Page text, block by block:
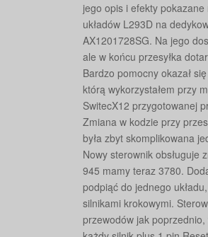
jego opis i efekty
układów L293D na
AX1201728SG. Na jego
ale w końcu przesyłka
Bardzo pomocny okazał
którą wykorzystałem przy
SwitecX12 przygotowanej
Zmiana w kodzie przy
była zbyt skomplikowana
Nowy sterownik obsługuje
945 mamy teraz 3780.
podpiąć do jednego
silnikami krokowymi.
przewodów jak